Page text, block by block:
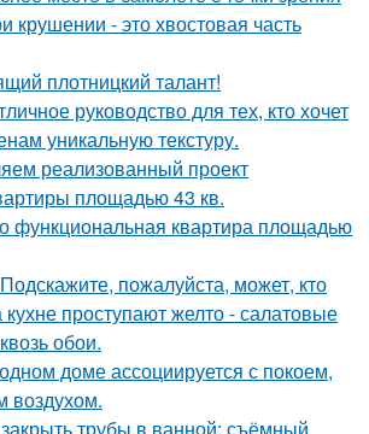
крушении - это хвостовая часть
плотницкий талант!
руководство для тех, кто хочет
уникальную текстуру.
реализованный проект
площадью 43 кв.
функциональная квартира площадью
пожалуйста, может, кто
кухне проступают желто - салатовые
обои.
доме ассоциируется с покоем,
воздухом.
закрыть трубы в ванной: съёмный